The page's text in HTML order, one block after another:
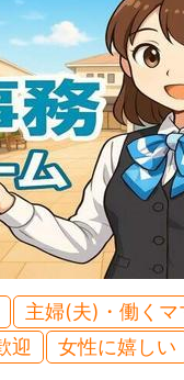
主婦(夫)・働くマ
迎
女性に嬉しい